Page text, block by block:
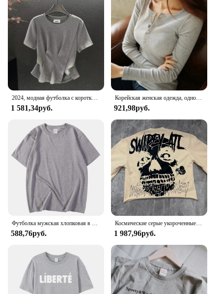
2024, модная футболка с коротким рукавом нестандартной формы и круглым вырезом, новый летний серый дизайн, чувственный универсальный утягивающий топ с обычными рукавами
1 581,34руб.
Корейская женская одежда, однотонная футболка с длинным рукавом, сексуальная тонкая черная, серая, базовый слой, топ, осенняя модная базовая блузка
921,98руб.
Футболка мужская хлопковая в стиле хип-хоп, Повседневная дышащая майка, Однотонная рубашка, цвет серый, лето
588,76руб.
Космические серые укороченные футболки с изображением денег в Интернете Y2K, винтажная футболка с готическим черепом и графическим принтом, мужская футболка большого размера, повседневная хлопковая футболка с коротким рукавом
1 987,96руб.